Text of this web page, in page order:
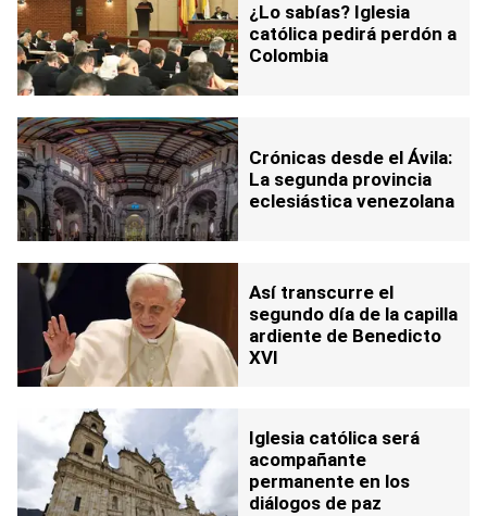
¿Lo sabías? Iglesia
católica pedirá perdón a
Colombia
Crónicas desde el Ávila:
La segunda provincia
eclesiástica venezolana
Así transcurre el
segundo día de la capilla
ardiente de Benedicto
XVI
Iglesia católica será
acompañante
permanente en los
diálogos de paz